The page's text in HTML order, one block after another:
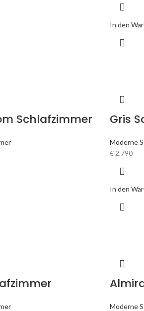
In den
Schlafzimmer Gris
Moderne
€ 2.790
In den
Moderne